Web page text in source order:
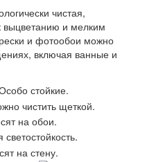
чистая,
выцветанию и мелким
и фотообои можно
включая ванные и